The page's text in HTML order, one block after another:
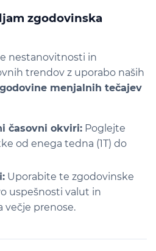
zgodovinska
nestanovitnosti in
trendov z uporabo naših
menjalnih tečajev
časovni okviri: Poglejte
od enega tedna (1T) do
Uporabite te zgodovinske
uspešnosti valut in
večje prenose.